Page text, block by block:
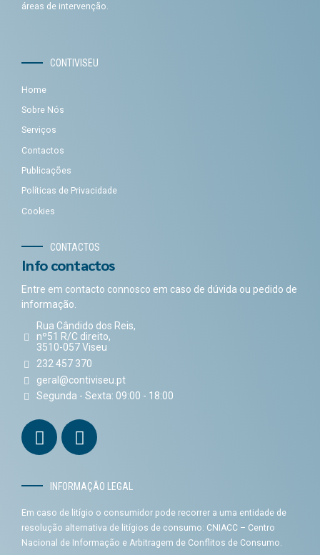
áreas de intervenção.
CONTIVISEU
Home
Sobre Nós
Serviços
Contactos
Publicações
Políticas de Privacidade
Cookies
CONTACTOS
Info contactos
Entre em contacto connosco em caso de dúvida ou pedido de
informação.
Rua Cândido dos Reis,
nº51 R/C direito,
3510-057 Viseu
232 457 370
geral@contiviseu.pt
Segunda - Sexta: 09:00 - 18:00
INFORMAÇÃO LEGAL
Em caso de litígio o consumidor pode recorrer a uma entidade de
resolução alternativa de litígios de consumo: CNIACC – Centro
Nacional de Informação e Arbitragem de Conflitos de Consumo.